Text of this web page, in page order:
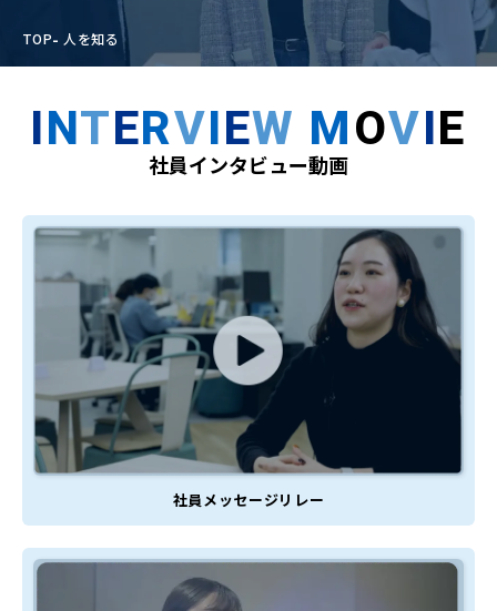
TOP 人を知る
INTERVIEW MOVIE
社員インタビュー動画
社員メッセージリレー